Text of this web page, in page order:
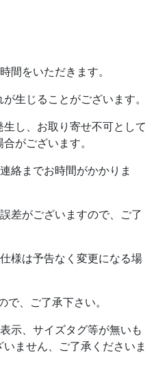
間をいただきます。
生じることがございます。
し、お取り寄せ不可として
がございます。
絡までお時間がかかりま
差がございますので、ご了
様は予告なく変更になる場
、ご了承下さい。
示、サイズタグ等が無いも
ません、ご了承くださいま